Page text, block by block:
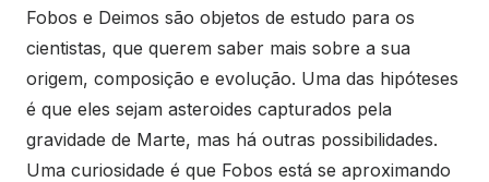
Fobos e Deimos são objetos de estudo para os
cientistas, que querem saber mais sobre a sua
origem, composição e evolução. Uma das hipóteses
é que eles sejam asteroides capturados pela
gravidade de Marte, mas há outras possibilidades.
Uma curiosidade é que Fobos está se aproximando